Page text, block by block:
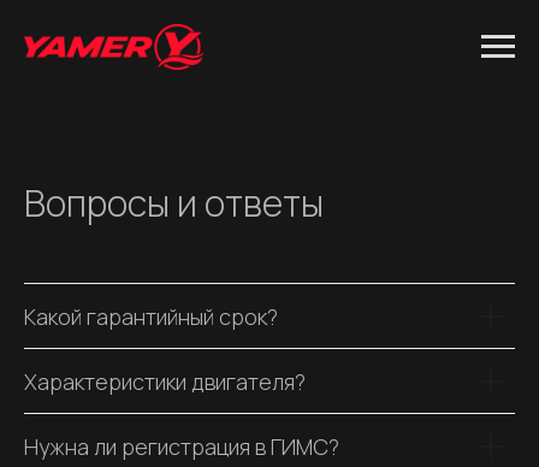
Вопросы и ответы
Какой гарантийный срок?
Характеристики двигателя?
Нужна ли регистрация в ГИМС?